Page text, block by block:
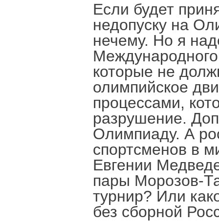
Если будет
недопуску на
нечему. Но я
которые не
олимпийское
процессами,
разрушение.
Олимпиаду. А
спортсменов в
Евгении
пары Морозов-
турнир? Или
без сборной